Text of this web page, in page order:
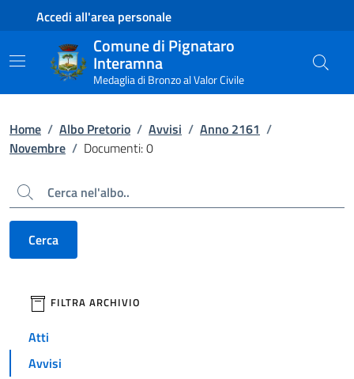
Contenuto principale
Piede di paginaAccedi all'area personale
Comune di Pignataro
Interamna
Medaglia di Bronzo al Valor Civile
Home / Albo Pretorio / Avvisi / Anno 2161 /
Novembre / Documenti: 0
Cerca
Cerca
filtri da applicare
FILTRA ARCHIVIO
Atti
Avvisi